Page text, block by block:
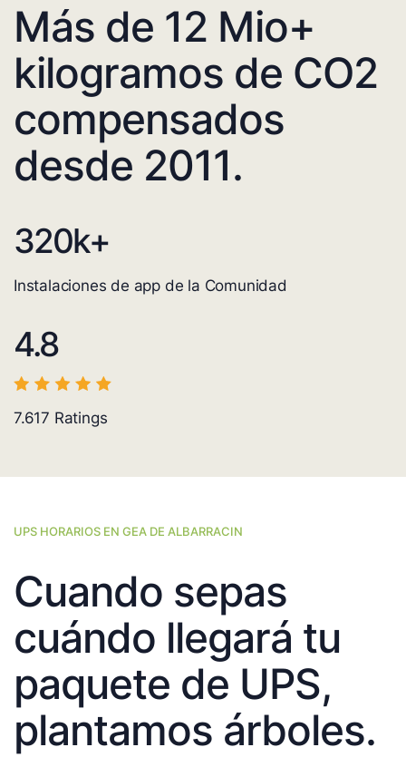
Más de 12 Mio+
kilogramos de CO2
compensados
desde 2011.
320k+
Instalaciones de app de la Comunidad
4.8
7.617 Ratings
UPS HORARIOS EN GEA DE ALBARRACIN
Cuando sepas
cuándo llegará tu
paquete de UPS,
plantamos árboles.